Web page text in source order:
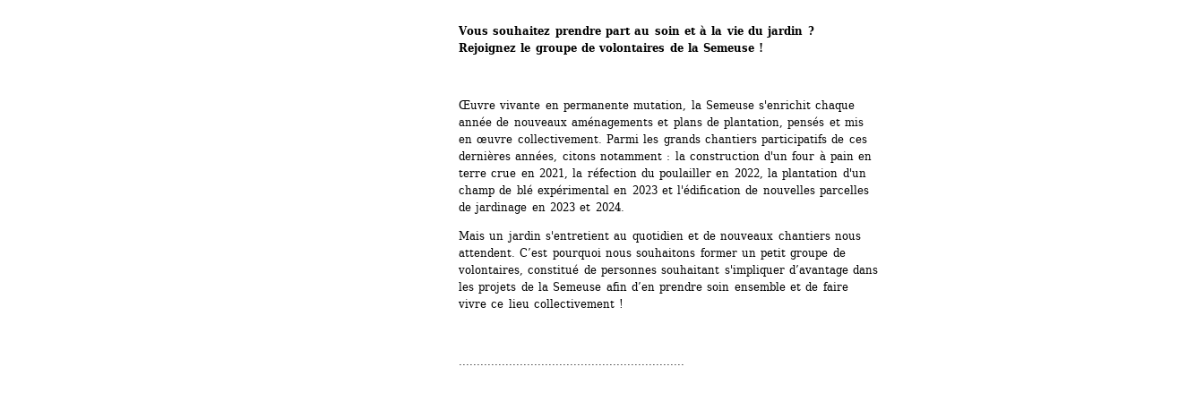
Vous souhaitez prendre part au soin et à la vie du jardin ?
Rejoignez le groupe de volontaires de la Semeuse !
Œuvre vivante en permanente mutation, la Semeuse s'enrichit chaque
année de nouveaux aménagements et plans de plantation, pensés et mis
en œuvre collectivement. Parmi les grands chantiers participatifs de ces
dernières années, citons notamment : la construction d'un four à pain en
terre crue en 2021, la réfection du poulailler en 2022, la plantation d'un
champ de blé expérimental en 2023 et l'édification de nouvelles parcelles
de jardinage en 2023 et 2024.
Mais un jardin s'entretient au quotidien et de nouveaux chantiers nous
attendent. C’est pourquoi nous souhaitons former un petit groupe de
volontaires, constitué de personnes souhaitant s'impliquer d’avantage dans
les projets de la Semeuse afin d’en prendre soin ensemble et de faire
vivre ce lieu collectivement !